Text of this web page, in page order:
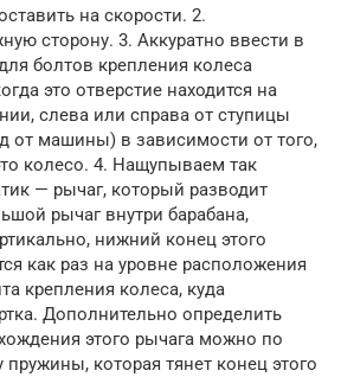
на скорости. 2.
сторону. 3. Аккуратно ввести в
болтов крепления колеса
это отверстие находится на
слева или справа от ступицы
от машины) в зависимости от того,
колесо. 4. Нащупываем так
— рычаг, который разводит
рычаг внутри барабана,
нижний конец этого
как раз на уровне расположения
крепления колеса, куда
Дополнительно определить
этого рычага можно по
пружины, которая тянет конец этого